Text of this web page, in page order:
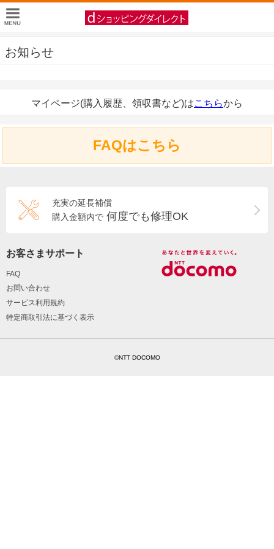
お知らせ
マイページ(購入履歴、領収書など)はこちらから
FAQはこちら
充実の延長補償
購入金額内で 何度でも修理OK
お客さまサポート
FAQ
お問い合わせ
サービス利用規約
特定商取引法に基づく表示
©NTT DOCOMO